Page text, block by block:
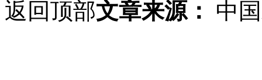
返回顶部文章来源： 中